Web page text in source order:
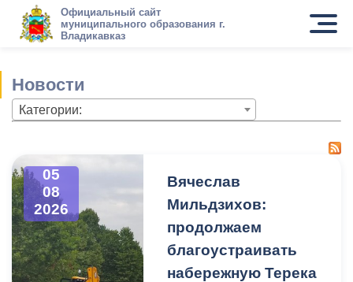
Официальный сайт
муниципального образования г.
Владикавказ
Новости
Категории:
05
08
2026
Вячеслав
Мильдзихов:
продолжаем
благоустраивать
набережную Терека